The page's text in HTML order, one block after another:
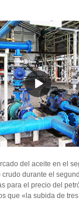
del aceite en el
durante el
para el precio del
que «la subida de tres